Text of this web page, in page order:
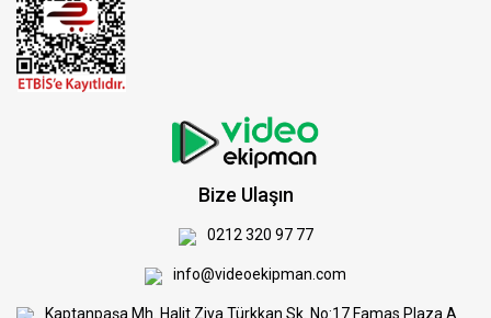
Bize Ulaşın
0212 320 97 77
info@videoekipman.com
Kaptanpaşa Mh. Halit Ziya Türkkan Sk. No:17 Famas Plaza A